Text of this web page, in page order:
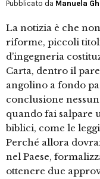
Pubblicato da Manuela
La notizia è che
riforme, piccoli
d’ingegneria
Carta, dentro il
angolino a fondo
conclusione
quando fai salpare
biblici, come le
Perché allora
nel Paese,
ottenere due